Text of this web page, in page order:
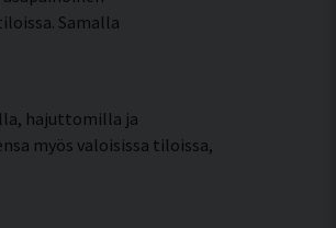
Samalla
hajuttomilla ja
myös valoisissa tiloissa,